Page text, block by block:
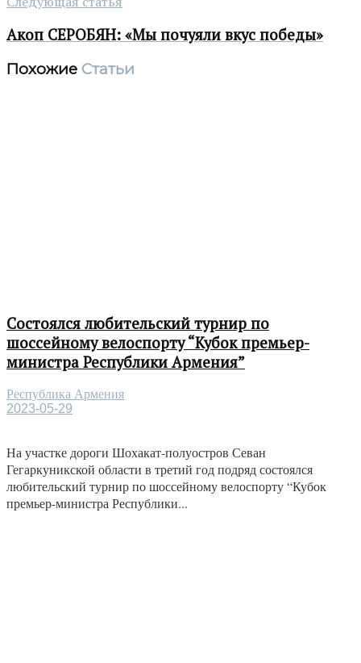
Акоп СЕРОБЯН: «Мы почуяли вкус победы»
Похожие Статьи
Состоялся любительский турнир по
шоссейному велоспорту “Кубок премьер-
министра Республики Армения”
Республика Армения
2023-05-29
На участке дороги Шохакат-полуостров Севан
Гегаркуникской области в третий год подряд состоялся
любительский турнир по шоссейному велоспорту “Кубок
премьер-министра Республики...